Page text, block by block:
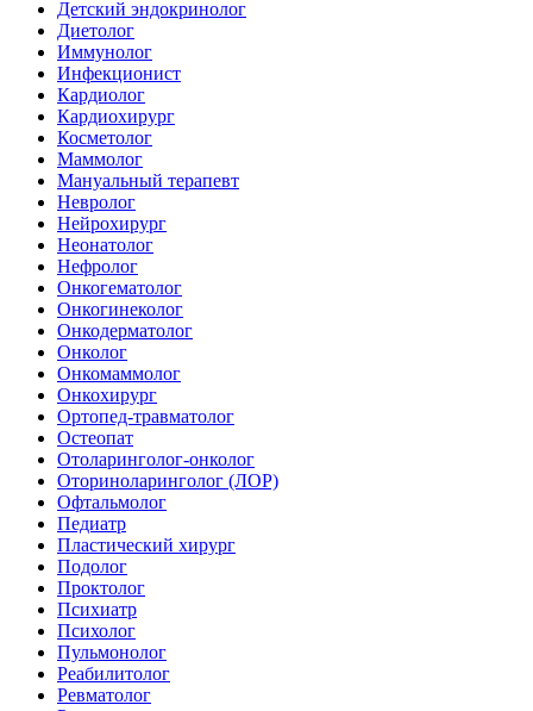
Детский эндокринолог
Диетолог
Иммунолог
Инфекционист
Кардиолог
Кардиохирург
Косметолог
Маммолог
Мануальный терапевт
Невролог
Нейрохирург
Неонатолог
Нефролог
Онкогематолог
Онкогинеколог
Онкодерматолог
Онколог
Онкомаммолог
Онкохирург
Ортопед-травматолог
Остеопат
Отоларинголог-онколог
Оториноларинголог (ЛОР)
Офтальмолог
Педиатр
Пластический хирург
Подолог
Проктолог
Психиатр
Психолог
Пульмонолог
Реабилитолог
Ревматолог